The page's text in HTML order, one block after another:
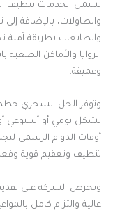
تشمل الخدمات تنظيف
والطاولات، بالإضافة
والطابعات بطريقة آمنة
الزوايا والأماكن
وعميقة.
وتوفر الحل السحري
بشكل يومي أو أسبوعي
أوقات الدوام الرسمي
تنظيف وتعقيم قوية
وتحرص الشركة على
عالية والتزام كامل